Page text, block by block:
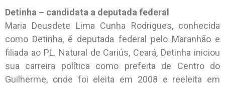
Detinha – candidata a deputada federal
Maria Deusdete Lima Cunha Rodrigues, conhecida
como Detinha, é deputada federal pelo Maranhão e
filiada ao PL. Natural de Cariús, Ceará, Detinha iniciou
sua carreira política como prefeita de Centro do
Guilherme, onde foi eleita em 2008 e reeleita em